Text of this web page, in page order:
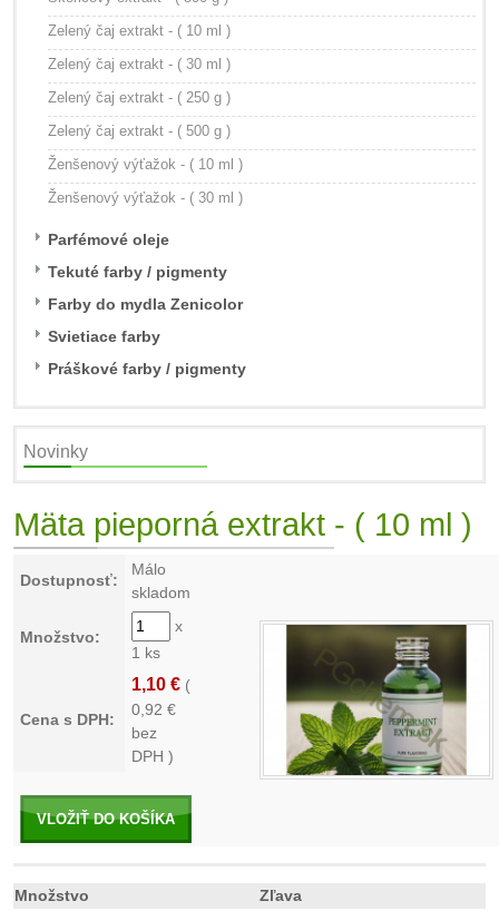
Zelený čaj extrakt - ( 10 ml )
Zelený čaj extrakt - ( 30 ml )
Zelený čaj extrakt - ( 250 g )
Zelený čaj extrakt - ( 500 g )
Ženšenový výťažok - ( 10 ml )
Ženšenový výťažok - ( 30 ml )
Parfémové oleje
Tekuté farby / pigmenty
Farby do mydla Zenicolor
Svietiace farby
Práškové farby / pigmenty
Novinky
Mäta pieporná extrakt - ( 10 ml )
Dostupnosť:
Málo
skladom
Množstvo:
x
1 ks
Cena s DPH:
1,10 € (
0,92 €
bez
DPH )
VLOŽIŤ DO KOŠÍKA
Množstvo Zľava